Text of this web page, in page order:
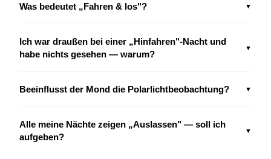
Was bedeutet „Fahren & los"? ▼
Ich war draußen bei einer „Hinfahren"-Nacht und
habe nichts gesehen — warum?
▼
Beeinflusst der Mond die Polarlichtbeobachtung? ▼
Alle meine Nächte zeigen „Auslassen" — soll ich
aufgeben?
▼